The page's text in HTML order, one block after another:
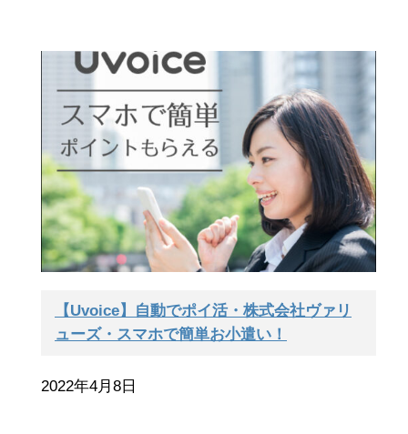
【Uvoice】自動でポイ活・株式会社ヴァリ
ューズ・スマホで簡単お小遣い！
2022年4月8日